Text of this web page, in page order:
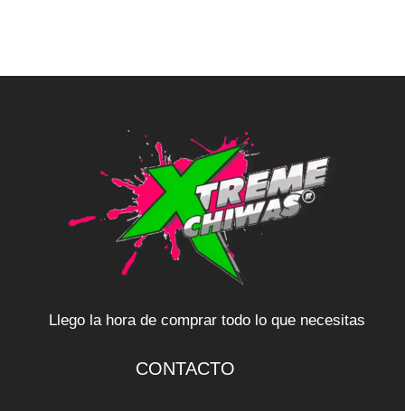
Llego la hora de comprar todo lo que necesitas
CONTACTO